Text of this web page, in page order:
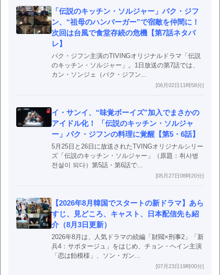
「伝説のキッチン・ソルジャー」パク・ジフ
ン、“祖母のハンバーガー”で宿敵を仲間に！
次回は台風で食堂存続の危機【第7話ネタバ
レ】
パク・ジフン主演のTIVINGオリジナルドラマ「伝説
のキッチン・ソルジャー」。1日放送の第7話では、
カン・ソンジェ（パク・ジフン...
[06月02日11時58分]
イ・サンイ、“味覚ボーイズ”加入でまさかの
アイドル化！ 「伝説のキッチン・ソルジャ
ー」パク・ジフンの料理に覚醒【第5・6話】
5月25日と26日に放送されたTVINGオリジナルシリー
ズ「伝説のキッチン・ソルジャー」（原題：취사병
전설이 되다）第5話・第6話で...
[05月27日08時20分]
【2026年8月韓国でスタートの新ドラマ】あら
すじ、見どころ、キャスト、日本配信先も紹
介（8月3日更新）
2026年8月は、人気ドラマの続編「財閥×刑事2」「新
兵4：サボタージュ」をはじめ、チョン・ヘイン主演
「恋は飴模様」、ソン・ガン...
[07月23日19時00分]